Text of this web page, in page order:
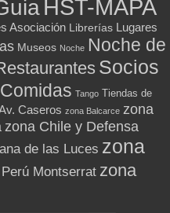
HST-MAPA
Asociación Librerías Lugares
Museos Noche Noche de
Socios
Tango Tiendas de
Caseros zona Balcarce zona
zona Chile y Defensa
de las Luces zona
Montserrat zona